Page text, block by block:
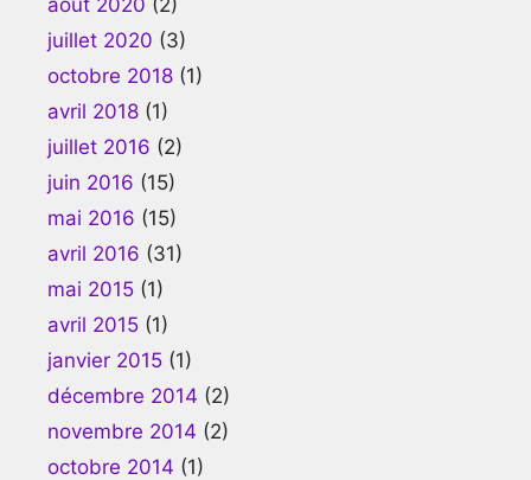
juillet 2020 (3)
octobre 2018 (1)
avril 2018 (1)
juillet 2016 (2)
juin 2016 (15)
mai 2016 (15)
avril 2016 (31)
mai 2015 (1)
avril 2015 (1)
janvier 2015 (1)
décembre 2014 (2)
novembre 2014 (2)
octobre 2014 (1)